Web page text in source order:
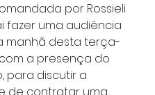
por ​Rossieli
fazer uma audiência
manhã desta terça-
a presença do
para discutir a